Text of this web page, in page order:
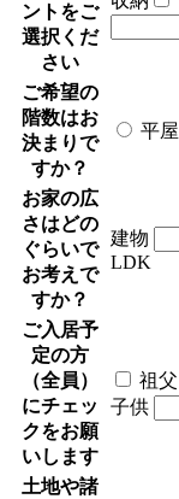
ントをご
選択くだ
さい
ご希望の
階数はお
決まりで
すか？
平屋
お家の広
さはどの
ぐらいで
お考えで
すか？
建物
LDK
ご入居予
定の方
（全員）
にチェッ
クをお願
いします
祖父
子供
土地や諸